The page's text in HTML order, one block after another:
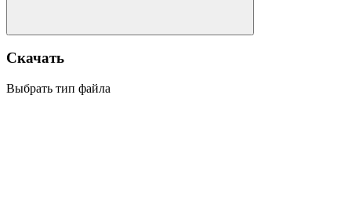
Скачать
Выбрать тип файла